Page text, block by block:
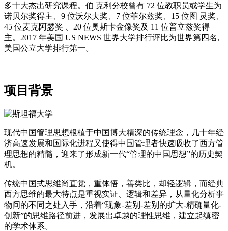
多十大杰出研究课程。伯 克利分校曾有 72 位教职员或学生为
诺贝尔奖得主、9 位沃尔夫奖、7 位菲尔兹奖、15 位图 灵奖、
45 位麦克阿瑟奖 、20 位奥斯卡金像奖及 11 位普立兹奖得
主。2017 年美国 US NEWS 世界大学排行评比为世界第四名,
美国公立大学排行第一。
项目背景
现代中国管理思想根植于中国博大精深的传统理念，几十年经
济高速发展和国际化进程又使得中国管理者快速吸收了西方管
理思想的精髓，迎来了形成新一代“管理的中国思想”的历史契
机。
传统中国式思维尚直觉，重体悟，善类比，却轻逻辑，而经典
西方思维的最大特点是重视实证、逻辑和差异，从量化分析事
物间的不同之处入手，沿着“现象-差别-差别的扩大-精确量化-
创新”的思维路径前进，发展出卓越的理性思维，建立起缜密
的学术体系。